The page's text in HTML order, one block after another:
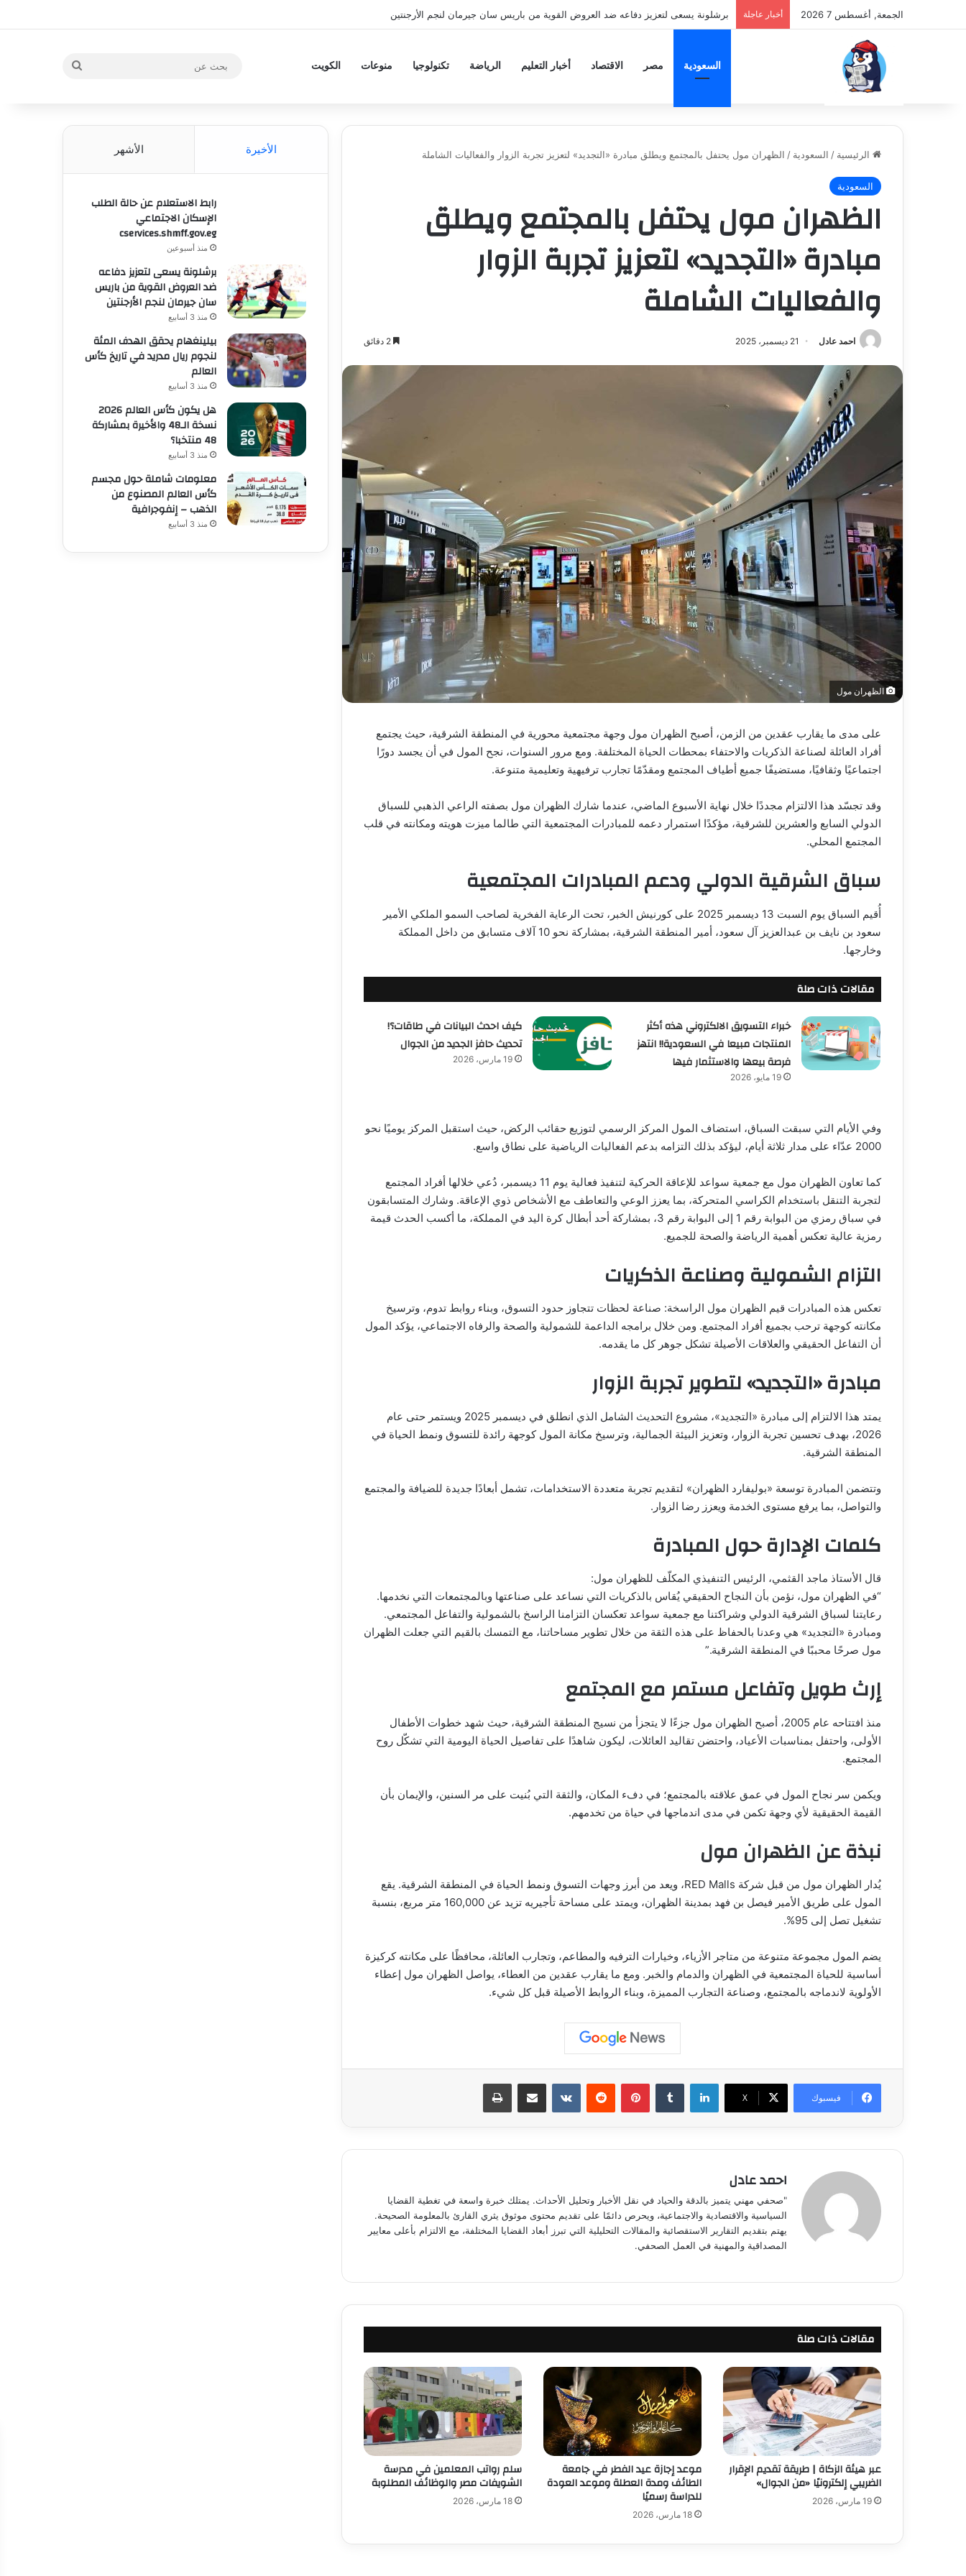
الجمعة, أغسطس 7 2026 أخبار عاجلة برشلونة يسعى لتعزيز دفاعه ضد العروض القوية من باريس سان جيرمان لنجم الأرجنتين
السعودية مصر الاقتصاد أخبار التعليم الرياضة تكنولوجيا منوعات الكويت
بحث
الرئيسية / السعودية / الظهران مول يحتفل بالمجتمع ويطلق مبادرة «التجديد» لتعزيز تجربة الزوار والفعاليات الشاملة
السعودية
الظهران مول يحتفل بالمجتمع ويطلق
مبادرة «التجديد» لتعزيز تجربة الزوار
والفعاليات الشاملة
احمد عادل 21 ديسمبر، 2025
الظهران مول
على مدى ما يقارب عقدين من الزمن، أصبح الظهران مول وجهة مجتمعية محورية في المنطقة الشرقية، حيث يجتمع
أفراد العائلة لصناعة الذكريات والاحتفاء بمحطات الحياة المختلفة. ومع مرور السنوات، نجح المول في أن يجسد دورًا
اجتماعيًا وثقافيًا، مستضيفًا جميع أطياف المجتمع ومقدّمًا تجارب ترفيهية وتعليمية متنوعة.
وقد تجسّد هذا الالتزام مجددًا خلال نهاية الأسبوع الماضي، عندما شارك الظهران مول بصفته الراعي الذهبي للسباق
الدولي السابع والعشرين للشرقية، مؤكدًا استمرار دعمه للمبادرات المجتمعية التي طالما ميزت هويته ومكانته في قلب
المجتمع المحلي.
سباق الشرقية الدولي ودعم المبادرات المجتمعية
أُقيم السباق يوم السبت 13 ديسمبر 2025 على كورنيش الخبر، تحت الرعاية الفخرية لصاحب السمو الملكي الأمير
سعود بن نايف بن عبدالعزيز آل سعود، أمير المنطقة الشرقية، بمشاركة نحو 10 آلاف متسابق من داخل المملكة
وخارجها.
مقالات ذات صلة
خبراء التسويق الالكتروني هذه أكثر
المنتجات مبيعا في السعودية!! انتهز
فرصة بيعها والاستثمار فيها
19 مايو، 2026
كيف احدث البيانات في طاقات؟!
تحديث حافز الجديد من الجوال
19 مارس، 2026
وفي الأيام التي سبقت السباق، استضاف المول المركز الرسمي لتوزيع حقائب الركض، حيث استقبل المركز يوميًا نحو
2000 عدّاء على مدار ثلاثة أيام، ليؤكد بذلك التزامه بدعم الفعاليات الرياضية على نطاق واسع.
كما تعاون الظهران مول مع جمعية سواعد للإعاقة الحركية لتنفيذ فعالية يوم 11 ديسمبر، دُعي خلالها أفراد المجتمع
لتجربة التنقل باستخدام الكراسي المتحركة، بما يعزز الوعي والتعاطف مع الأشخاص ذوي الإعاقة. وشارك المتسابقون
في سباق رمزي من البوابة رقم 1 إلى البوابة رقم 3، بمشاركة أحد أبطال كرة اليد في المملكة، ما أكسب الحدث قيمة
رمزية عالية تعكس أهمية الرياضة والصحة للجميع.
التزام الشمولية وصناعة الذكريات
تعكس هذه المبادرات قيم الظهران مول الراسخة: صناعة لحظات تتجاوز حدود التسوق، وبناء روابط تدوم، وترسيخ
مكانته كوجهة ترحب بجميع أفراد المجتمع. ومن خلال برامجه الداعمة للشمولية والصحة والرفاه الاجتماعي، يؤكد المول
أن التفاعل الحقيقي والعلاقات الأصيلة تشكل جوهر كل ما يقدمه.
مبادرة «التجديد» لتطوير تجربة الزوار
يمتد هذا الالتزام إلى مبادرة «التجديد»، مشروع التحديث الشامل الذي انطلق في ديسمبر 2025 ويستمر حتى عام
2026، بهدف تحسين تجربة الزوار، وتعزيز البيئة الجمالية، وترسيخ مكانة المول كوجهة رائدة للتسوق ونمط الحياة في
المنطقة الشرقية.
وتتضمن المبادرة توسعة «بوليفارد الظهران» لتقديم تجربة متعددة الاستخدامات، تشمل أبعادًا جديدة للضيافة والمجتمع
والتواصل، بما يرفع مستوى الخدمة ويعزز رضا الزوار.
كلمات الإدارة حول المبادرة
قال الأستاذ ماجد القثمي، الرئيس التنفيذي المكلّف للظهران مول:
“في الظهران مول، نؤمن بأن النجاح الحقيقي يُقاس بالذكريات التي نساعد على صناعتها وبالمجتمعات التي نخدمها.
رعايتنا لسباق الشرقية الدولي وشراكتنا مع جمعية سواعد تعكسان التزامنا الراسخ بالشمولية والتفاعل المجتمعي.
ومبادرة «التجديد» هي وعدنا بالحفاظ على هذه الثقة من خلال تطوير مساحاتنا، مع التمسك بالقيم التي جعلت الظهران
مول صرحًا محببًا في المنطقة الشرقية.”
إرث طويل وتفاعل مستمر مع المجتمع
منذ افتتاحه عام 2005، أصبح الظهران مول جزءًا لا يتجزأ من نسيج المنطقة الشرقية، حيث شهد خطوات الأطفال
الأولى، واحتفل بمناسبات الأعياد، واحتضن تقاليد العائلات، ليكون شاهدًا على تفاصيل الحياة اليومية التي تشكّل روح
المجتمع.
ويكمن سر نجاح المول في عمق علاقته بالمجتمع؛ في دفء المكان، والثقة التي بُنيت على مر السنين، والإيمان بأن
القيمة الحقيقية لأي وجهة تكمن في مدى اندماجها في حياة من تخدمهم.
نبذة عن الظهران مول
يُدار الظهران مول من قبل شركة RED Malls، ويعد من أبرز وجهات التسوق ونمط الحياة في المنطقة الشرقية. يقع
المول على طريق الأمير فيصل بن فهد بمدينة الظهران، ويمتد على مساحة تأجيريه تزيد عن 160,000 متر مربع، بنسبة
تشغيل تصل إلى 95%.
يضم المول مجموعة متنوعة من متاجر الأزياء، وخيارات الترفيه والمطاعم، وتجارب العائلة، محافظًا على مكانته كركيزة
أساسية للحياة المجتمعية في الظهران والدمام والخبر. ومع ما يقارب عقدين من العطاء، يواصل الظهران مول إعطاء
الأولوية لاندماجه بالمجتمع، وصناعة التجارب المميزة، وبناء الروابط الأصيلة قبل كل شيء.
فيسبوك ‫X
لينكدإن بينتيريست مشاركة عبر البريد طباعة
احمد عادل
"صحفي مهني يتميز بالدقة والحياد في نقل الأخبار وتحليل الأحداث. يمتلك خبرة واسعة في تغطية القضايا
السياسية والاقتصادية والاجتماعية، ويحرص دائمًا على تقديم محتوى موثوق يثري القارئ بالمعلومة الصحيحة.
يهتم بتقديم التقارير الاستقصائية والمقالات التحليلية التي تبرز أبعاد القضايا المختلفة، مع الالتزام بأعلى معايير
المصداقية والمهنية في العمل الصحفي.
مقالات ذات صلة
عبر هيئة الزكاة | طريقة تقديم الإقرار
الضريبي إلكترونيًا «من الجوال»
19 مارس، 2026
موعد إجازة عيد الفطر في جامعة
الطائف ومدة العطلة وموعد العودة
للدراسة رسميًا
18 مارس، 2026
سلم رواتب المعلمين في مدرسة
الشويفات مصر والوظائف المطلوبة
18 مارس، 2026
الأخيرة الأشهر
رابط الاستعلام عن حالة الطلب
الإسكان الاجتماعي
cservices.shmff.gov.eg
منذ أسبوعين
برشلونة يسعى لتعزيز دفاعه
ضد العروض القوية من باريس
سان جيرمان لنجم الأرجنتين
منذ 3 أسابيع
بيلينغهام يحقق الهدف المئة
لنجوم ريال مدريد في تاريخ كأس
العالم
منذ 3 أسابيع
هل يكون كأس العالم 2026
نسخة الـ48 والأخيرة بمشاركة
48 منتخبا؟
منذ 3 أسابيع
معلومات شاملة حول مجسم
كأس العالم المصنوع من
الذهب – إنفوجرافية
منذ 3 أسابيع